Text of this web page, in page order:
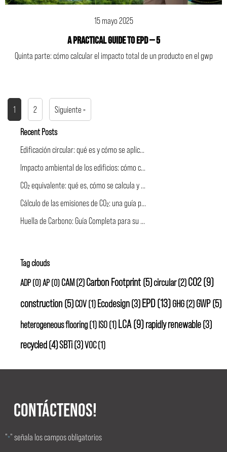
15 mayo 2025
A PRACTICAL GUIDE TO EPD – 5
Quinta parte: cómo calcular el impacto total de un producto en el gwp
1 2
Siguiente »
Recent Posts
Edificación circular: qué es y cómo se aplica a la construcción
Impacto ambiental de los edificios: cómo calcularlo y comunicarlo
CO₂ equivalente: qué es, cómo se calcula y por qué cuenta más que la sola CO₂.
Cálculo de las emisiones de CO₂: una guía práctica para el sector de la construcción
Huella de Carbono: Guía Completa para su Medición y Reducción en la Construcción
Tag clouds
ADP(0)AP(0)CAM(2)Carbon Footprint (5)circular(2)CO2(9)
construction (5)COV(1)Ecodesign(3)EPD(13)GHG(2)GWP(5)
heterogeneous flooring(1)ISO(1)LCA(9)rapidly renewable(3)
recycled(4)SBTi(3)VOC(1)
CONTÁCTENOS!
"*" señala los campos obligatorios